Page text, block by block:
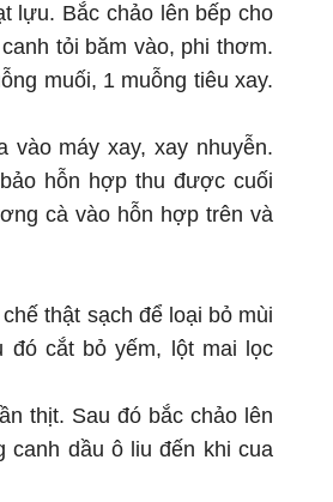
lựu. Bắc chảo lên bếp cho
tỏi băm vào, phi thơm.
muối, 1 muỗng tiêu xay.
máy xay, xay nhuyễn.
hỗn hợp thu được cuối
cà vào hỗn hợp trên và
thật sạch để loại bỏ mùi
đó cắt bỏ yếm, lột mai lọc
thịt. Sau đó bắc chảo lên
canh dầu ô liu đến khi cua